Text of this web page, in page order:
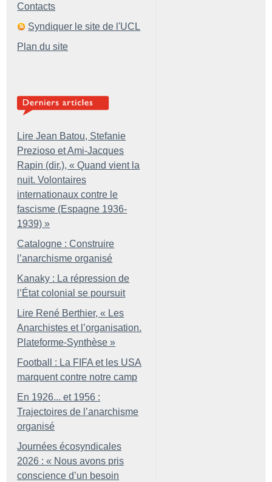
Contacts
Syndiquer le site de l'UCL
Plan du site
Lire Jean Batou, Stefanie
Prezioso et Ami-Jacques
Rapin (dir.), « Quand vient la
nuit. Volontaires
internationaux contre le
fascisme (Espagne 1936-
1939) »
Catalogne : Construire
l’anarchisme organisé
Kanaky : La répression de
l’État colonial se poursuit
Lire René Berthier, « Les
Anarchistes et l’organisation.
Plateforme-Synthèse »
Football : La FIFA et les USA
marquent contre notre camp
En 1926... et 1956 :
Trajectoires de l’anarchisme
organisé
Journées écosyndicales
2026 : « Nous avons pris
conscience d’un besoin